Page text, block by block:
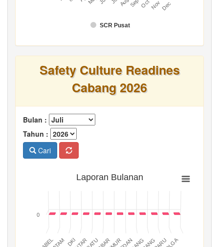
SCR Pusat
Sep OctNovDec
Safety Culture Readines
Cabang 2026
Bulan :
Tahun :
Cari
Laporan Bulanan
DKI
0